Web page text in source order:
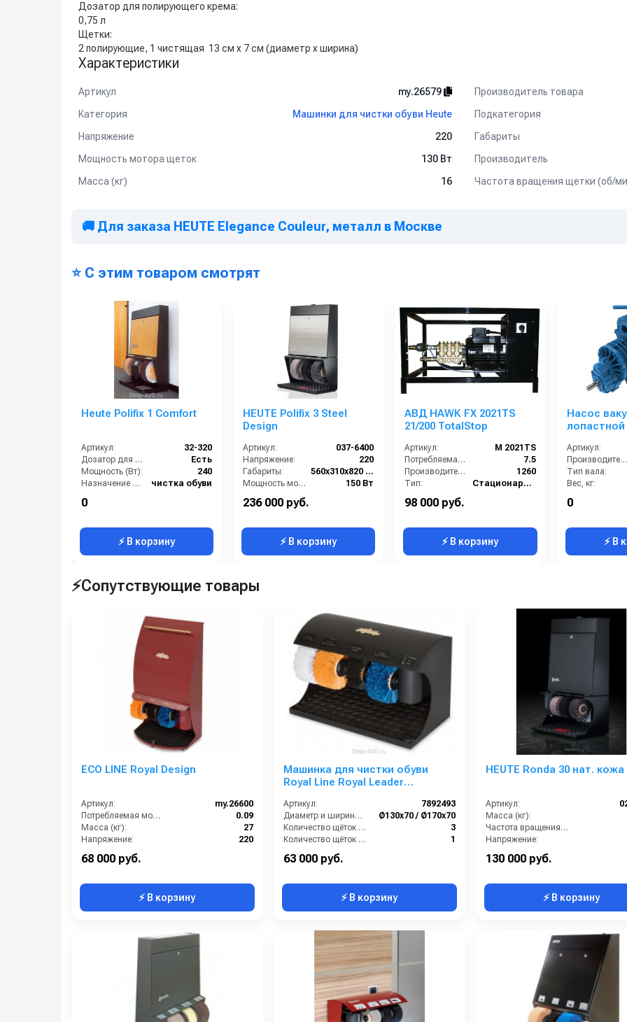
Дозатор для полирующего крема:
0,75 л
Щетки:
2 полирующие, 1 чистящая 13 см x 7 см (диаметр х ширина)
Характеристики
Артикул my.26579 Производитель товара
Категория
Машинки для чистки обуви Heute Подкатегория
Напряжение
220 Габариты
Мощность мотора щеток
130 Вт Производитель
Масса (кг)
16 Частота вращения щетки (об/
🚚 Для заказа HEUTE Elegance Couleur, металл в Москве
⭐ С этим товаром смотрят
Heute Polifix 1 Comfort
Артикул:
32-320
Дозатор для крема:
Есть
Мощность (Вт):
240
Назначение аппарата:
чистка обуви
0
⚡ В корзину
HEUTE Polifix 3 Steel
Design
Артикул:
037-6400
Напряжение:
220
Габариты:
560х310х820 мм
Мощность мотора щеток:
150 Вт
Производитель:
Количество щеток (шт):
236 000 руб.
⚡ В корзину
АВД HAWK FX 2021TS
21/200 TotalStop
Артикул:
M 2021TS
Потребляемая мощность (кВт):
7.5
Производительность (л/ч):
1260
Тип:
Стационарные
Страна-производитель:
Рабочее давление (бар):
98 000 руб.
⚡ В корзину
Насос
лопастной
вращ.,
вал, руч. 4-
Артикул:
Производительность (л/мин):
Тип вала:
Вес, кг:
0
⚡ В
⚡Сопутствующие товары
ECO LINE Royal Design
Артикул:
my.26600
Потребляемая мощность (кВт):
0.09
Масса (кг):
27
Напряжение:
220
68 000 руб.
⚡ В корзину
Машинка для чистки обуви
Royal Line Royal Leader
Артикул:
7892493
Диаметр и ширина щёток (мм):
Ø130х70 / Ø170х70
Количество щёток полировки (шт):
3
Количество щёток предварительной очистки (шт):
1
Мощность (Вт):
63 000 руб.
⚡ В корзину
HEUTE Ronda 30 нат. кожа
Артикул:
Масса (кг):
Частота вращения щетки (об/мин):
Напряжение:
130 000 руб.
⚡ В корзину